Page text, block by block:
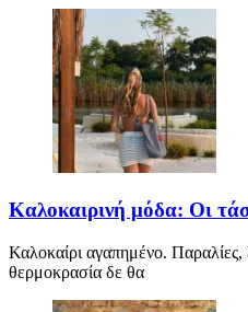
Καλοκαιρινή μόδα: Οι
Καλοκαίρι αγαπημένο.
θερμοκρασία δε θα